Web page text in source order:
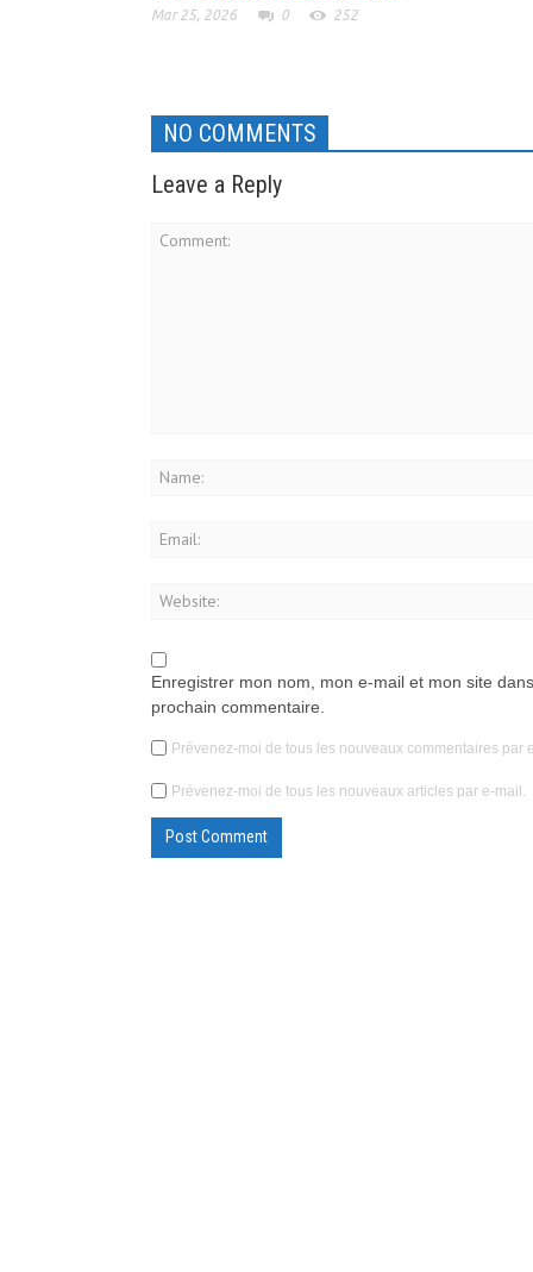
Mar 25, 2026 0 252
NO COMMENTS
Leave a Reply
Enregistrer mon nom, mon e-mail et mon site
prochain commentaire.
Prévenez-moi de tous les nouveaux commentaires par
Prévenez-moi de tous les nouveaux articles par e-mail.